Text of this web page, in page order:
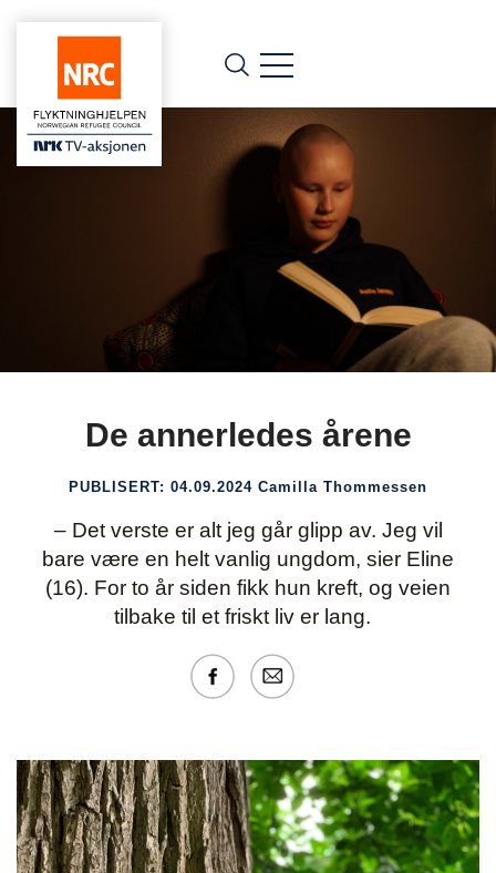
De annerledes årene
PUBLISERT: 04.09.2024 Camilla Thommessen
– Det verste er alt jeg går glipp av. Jeg vil
bare være en helt vanlig ungdom, sier Eline
(16). For to år siden fikk hun kreft, og veien
tilbake til et friskt liv er lang.